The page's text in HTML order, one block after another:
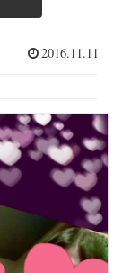
2016.11.11